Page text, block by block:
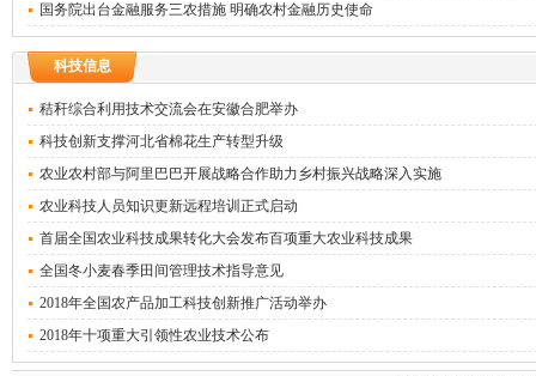
国务院出台金融服务三农措施 明确农村金融历史使命
科技信息
秸秆综合利用技术交流会在安徽合肥举办
科技创新支撑河北省棉花生产转型升级
农业农村部与阿里巴巴开展战略合作助力乡村振兴战略深入实施
农业科技人员知识更新远程培训正式启动
首届全国农业科技成果转化大会发布百项重大农业科技成果
全国冬小麦春季田间管理技术指导意见
2018年全国农产品加工科技创新推广活动举办
2018年十项重大引领性农业技术公布